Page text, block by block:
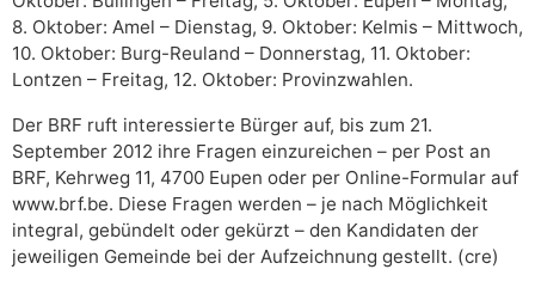
8. Oktober: Amel – Dienstag, 9. Oktober: Kelmis – Mittwoch,
10. Oktober: Burg-Reuland – Donnerstag, 11. Oktober:
Lontzen – Freitag, 12. Oktober: Provinzwahlen.
Der BRF ruft interessierte Bürger auf, bis zum 21.
September 2012 ihre Fragen einzureichen – per Post an
BRF, Kehrweg 11, 4700 Eupen oder per Online-Formular auf
www.brf.be. Diese Fragen werden – je nach Möglichkeit
integral, gebündelt oder gekürzt – den Kandidaten der
jeweiligen Gemeinde bei der Aufzeichnung gestellt. (cre)